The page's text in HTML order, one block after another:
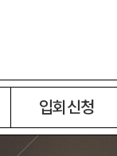
입회신청